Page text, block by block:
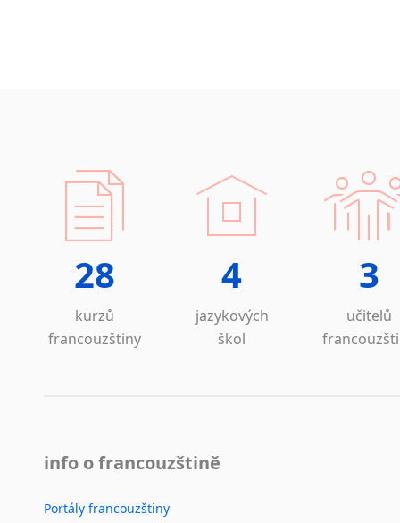
28
kurzů
francouzštiny
4
jazykových
škol
3
učitelů
info o francouzštině
Portály francouzštiny